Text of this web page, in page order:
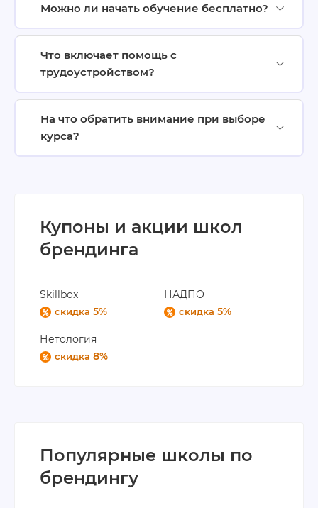
Можно ли начать обучение бесплатно?
Что включает помощь с
трудоустройством?
На что обратить внимание при выборе
курса?
Купоны и акции школ
брендинга
Skillbox
скидка 5%
Нетология
скидка 8%
НАДПО
скидка 5%
Популярные школы по
брендингу